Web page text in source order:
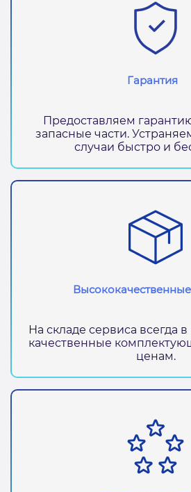
Гарантия
Предоставляем
запасные части.
случаи быстро и
На складе сервиса всегда
качественные
ценам.